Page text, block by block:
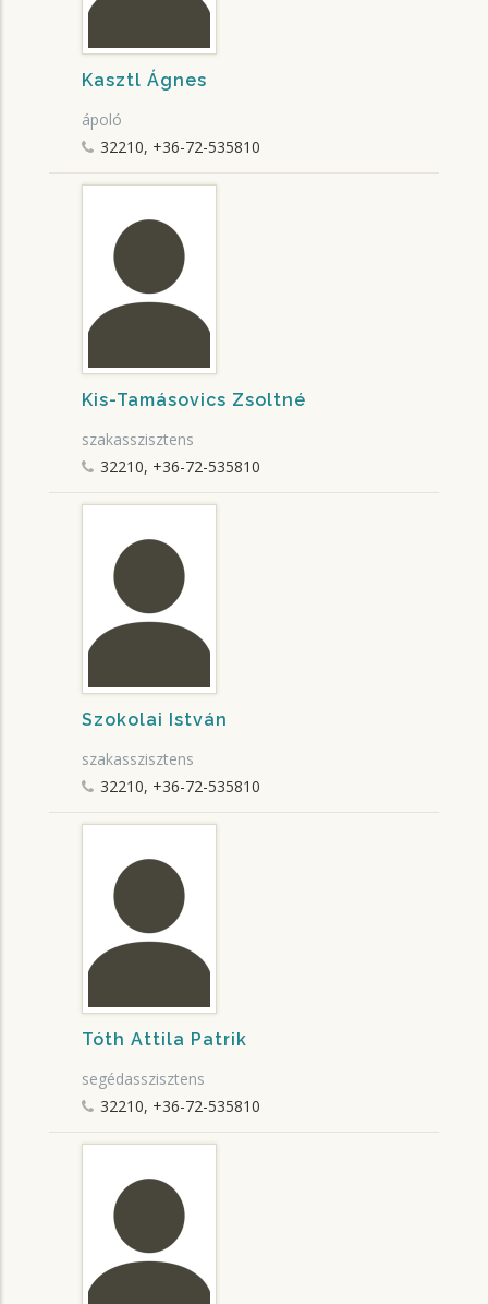
Kasztl Ágnes
ápoló
32210, +36-72-535810
Kis-Tamásovics Zsoltné
szakasszisztens
32210, +36-72-535810
Szokolai István
szakasszisztens
32210, +36-72-535810
Tóth Attila Patrik
segédasszisztens
32210, +36-72-535810